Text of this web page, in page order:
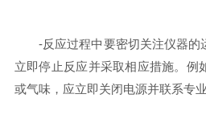
-反应过程中要密切关注仪器的
立即停止反应并采取相应措施。例
或气味，应立即关闭电源并联系专